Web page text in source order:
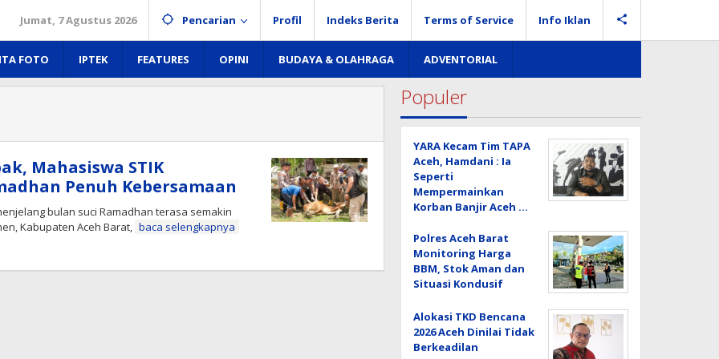
Jumat, 7 Agustus 2026 Pencarian Profil Indeks Berita Terms of Service Info Iklan
FOTO IPTEK FEATURES OPINI BUDAYA & OLAHRAGA ADVENTORIAL
Mahasiswa STIK
Penuh Kebersamaan
bulan suci Ramadhan terasa semakin
Kabupaten Aceh Barat, baca selengkapnya
Populer
YARA Kecam Tim TAPA
Aceh, Hamdani : Ia
Seperti
Mempermainkan
Korban Banjir Aceh …
Polres Aceh Barat
Monitoring Harga
BBM, Stok Aman dan
Situasi Kondusif
Alokasi TKD Bencana
2026 Aceh Dinilai Tidak
Berkeadilan